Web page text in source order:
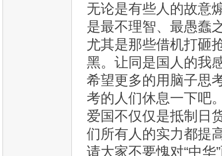
无论是有些人的故意
是最不理智、最愚蠢
尤其是那些借机打砸
黑。让同是国人的我
希望更多的用脑子思
考的人们休息一下吧
爱国不仅仅是抵制日
们所有人的实力都提
请大家不要愧对“中华